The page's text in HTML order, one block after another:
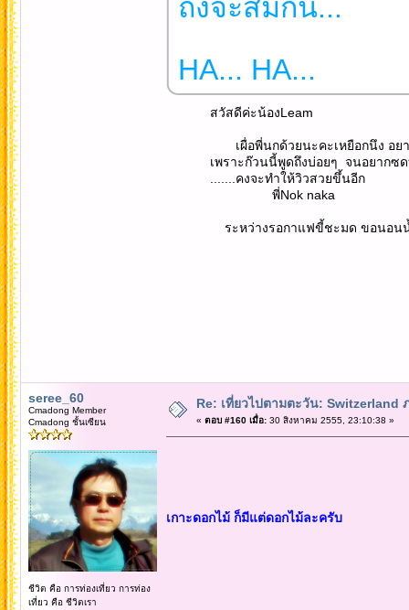
ถึงจะสมกัน...
HA... HA...
สวัสดีค่ะน้องLeam
เผื่อพี่นกด้วยนะคะเหยือกนึง อยากรู้
เพราะก๊วนนี้พูดถึงบ่อยๆ จนอยากซด
.......คงจะทำให้วิวสวยขึ้นอีก
พี่Nok naka
ระหว่างรอกาแฟขี้ชะมด ขอนอนน้ำ
seree_60
Cmadong Member
Cmadong ชั้นเซียน
ชีวิต คือ การท่องเที่ยว การท่อง
เที่ยว คือ ชีวิตเรา
Re: เที่ยวไปตามตะวัน: Switzerland
« ตอบ #160 เมื่อ:30 สิงหาคม 2555, 23:10:38 »
เกาะดอกไม้ ก็มีแต่ดอกไม้ละครับ